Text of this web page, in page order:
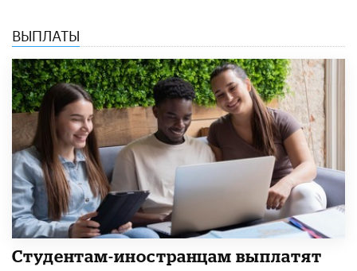
ВЫПЛАТЫ
Студентам-иностранцам выплатят